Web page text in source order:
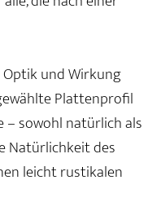
Optik und Wirkung
Plattenprofil
– sowohl natürlich als
Natürlichkeit des
leicht rustikalen